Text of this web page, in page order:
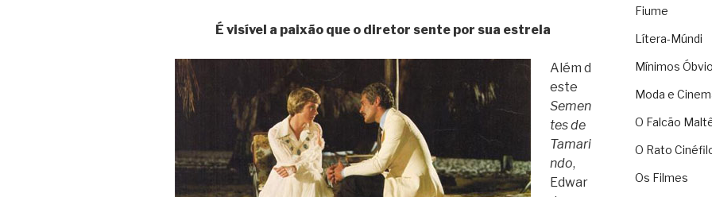
É visível a paixão que o diretor sente por sua estrela
Além d
este
Semen
tes de
Tamari
ndo,
Edwar
Fiume
Lítera-Múndi
Mínimos
Moda e
O Falcão
O Rato
Os Filmes